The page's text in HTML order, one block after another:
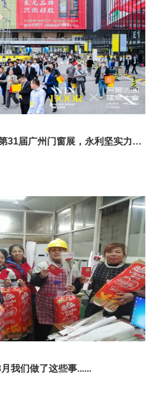
新品云集，场面火爆！ 第31届广州门窗展，永利坚实力“出圈”
我们做了这些事......